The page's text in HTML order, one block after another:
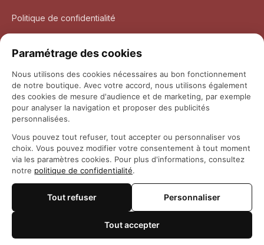
Politique de confidentialité
Politique de retour et remboursement
Coordonnées
Questions fréquemment posées
© 2026 Maison Otaku
Paramétrage des cookies
Nous utilisons des cookies nécessaires au bon fonctionnement
de notre boutique. Avec votre accord, nous utilisons également
des cookies de mesure d'audience et de marketing, par exemple
pour analyser la navigation et proposer des publicités
personnalisées.
Vous pouvez tout refuser, tout accepter ou personnaliser vos
choix. Vous pouvez modifier votre consentement à tout moment
via les paramètres cookies. Pour plus d'informations, consultez
notre politique de confidentialité.
Tout refuser Personnaliser
Tout accepter